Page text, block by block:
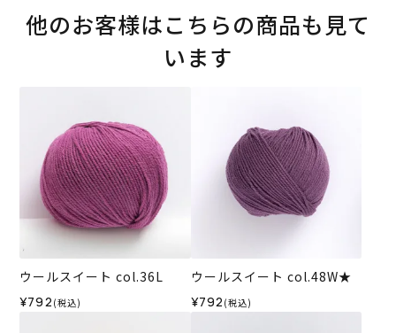
他のお客様はこちらの商品も見て
います
ウールスイート col.36L
¥792 (税込)
ウールスイート col.48W★
¥792 (税込)